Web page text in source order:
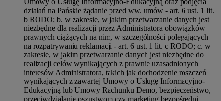
działań na Pańskie żądanie przed ww. umów - art. 6 ust. 1 lit.
b RODO; b. w zakresie, w jakim przetwarzanie danych jest
niezbędne dla realizacji przez Administratora obowiązków
prawnych ciążących na nim, w szczególności polegających
na rozpatrywaniu reklamacji - art. 6 ust. 1 lit. c RODO; c. w
zakresie, w jakim przetwarzanie danych jest niezbędne do
realizacji celów wynikających z prawnie uzasadnionych
interesów Administratora, takich jak dochodzenie roszczeń
wynikających z zawartej Umowy o Usługę Informacyjno-
Edukacyjną lub Umowy Rachunku Demo, bezpieczeństwo,
przeciwdziałanie oszustwom czy marketing bezpośredni